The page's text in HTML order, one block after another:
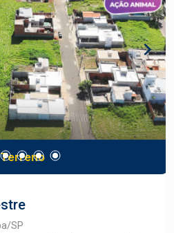
Consulte um
Frias Neto!
Terreno
SP